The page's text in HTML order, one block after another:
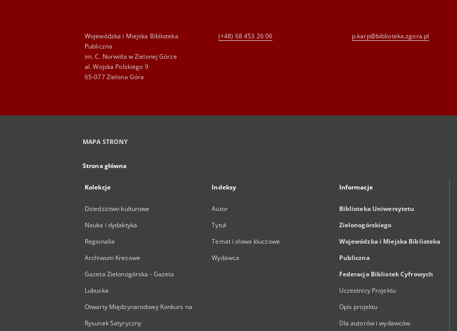
Wojewódzka i Miejska Biblioteka
Publiczna
im. C. Norwida w Zielonej Górze
al. Wojska Polskiego 9
65-077 Zielona Góra
(+48) 68 453 26 06 p.karp@biblioteka.zgora.pl
MAPA STRONY
Strona główna
Kolekcje
Dziedzictwo kulturowe
Nauka i dydaktyka
Regionalia
Archiwum Kresowe
Gazeta Zielonogórska - Gazeta
Lubuska
Otwarty Międzynarodowy Konkurs na
Rysunek Satyryczny
Indeksy
Autor
Tytuł
Temat i słowa kluczowe
Wydawca
Informacje
Biblioteka Uniwersytetu
Zielonogórskiego
Wojewódzka i Miejska Biblioteka
Publiczna
Federacja Bibliotek Cyfrowych
Uczestnicy Projektu
Opis projektu
Dla autorów i wydawców